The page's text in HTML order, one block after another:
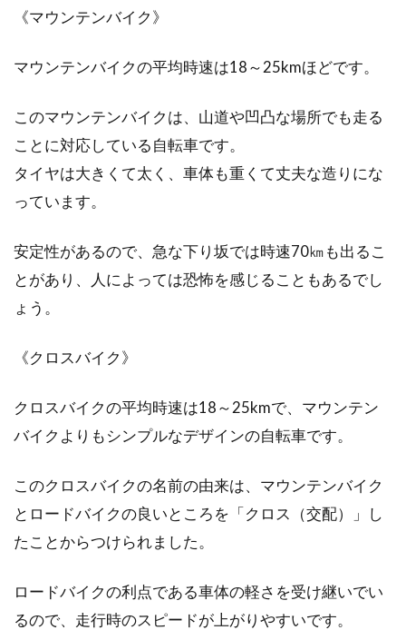
たり、登り坂がグンと楽になったりして、自転
ジャイアントのクロスバイクを最安
こんにちは、じてんしゃライターふくだです。
で買うに...
品は？
スポーツバイクビギナーのためのお役立ち情報
ポーツバ...
おすすめな車種は！？
《マウンテンバイク》
マウンテンバイクの平均時速は18～25kmほどです。
このマウンテンバイクは、山道や凹凸な場所でも走る
ことに対応している自転車です。
タイヤは大きくて太く、車体も重くて丈夫な造りにな
っています。
安定性があるので、急な下り坂では時速70㎞も出るこ
とがあり、人によっては恐怖を感じることもあるでし
ょう。
《クロスバイク》
クロスバイクの平均時速は18～25kmで、マウンテン
バイクよりもシンプルなデザインの自転車です。
このクロスバイクの名前の由来は、マウンテンバイク
とロードバイクの良いところを「クロス（交配）」し
たことからつけられました。
ロードバイクの利点である車体の軽さを受け継いでい
るので、走行時のスピードが上がりやすいです。